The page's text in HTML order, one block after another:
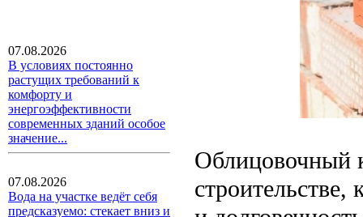
07.08.2026
В условиях постоянно
растущих требований к
комфорту и
энергоэффективности
современных зданий особое
значение...
07.08.2026
Вода на участке ведёт себя
предсказуемо: стекает вниз и
Облицовочный
строительстве,